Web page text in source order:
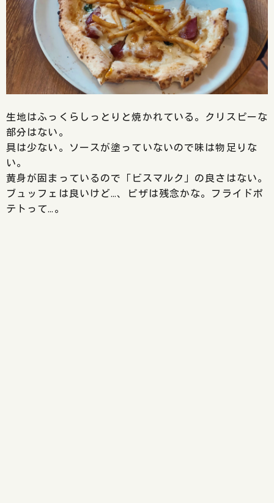
生地はふっくらしっとりと焼かれている。クリスピーな
部分はない。
具は少ない。ソースが塗っていないので味は物足りな
い。
黄身が固まっているので「ビスマルク」の良さはない。
ブュッフェは良いけど…、ピザは残念かな。フライドポ
テトって…。